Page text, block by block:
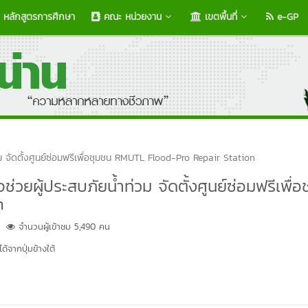
หลักสูตรการศึกษา คณะ หน่วยงาน เขตพื้นที่ e-GP
จัดตั้งศูนย์ซ่อมฟรีเพื่อชุมชน RMUTL Flood-Pro Repair Station
ช่วยผู้ประสบภัยน้ำท่วม จัดตั้งศูนย์ซ่อมฟรีเพื่
จำนวนผู้เข้าชม 5,490 คน
จากปุ่มข้างใต้